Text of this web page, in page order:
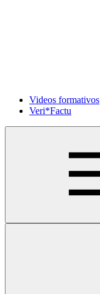
Videos formativos
Veri*Factu